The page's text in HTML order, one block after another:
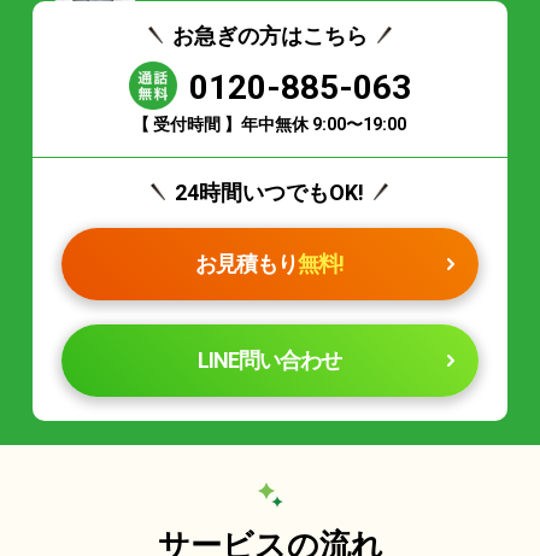
お急ぎの方はこちら
0120-885-063
【 受付時間 】年中無休 9:00〜19:00
24時間いつでもOK!
お見積もり無料!
LINE問い合わせ
サービスの流れ